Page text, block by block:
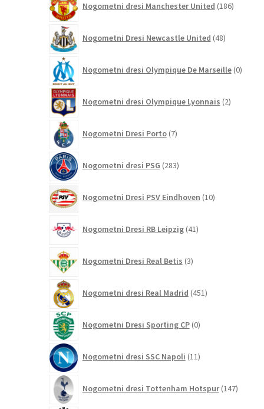
Nogometni dresi Manchester United 186izdelkov
Nogometni Dresi Newcastle United 48izdelkov
Nogometni dresi Olympique De Marseille 0
Nogometni dresi Olympique Lyonnais 2izdelka
Nogometni Dresi Porto 7izdelkov
Nogometni dresi PSG 283izdelkov
Nogometni Dresi PSV Eindhoven 10izdelkov
Nogometni Dresi RB Leipzig 41izdelkov
Nogometni Dresi Real Betis 3izdelki
Nogometni dresi Real Madrid 451izdelkov
Nogometni Dresi Sporting CP 0izdelkov
Nogometni dresi SSC Napoli 11izdelkov
Nogometni dresi Tottenham Hotspur 147